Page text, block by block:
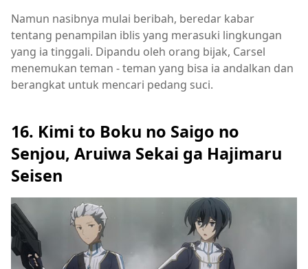
Namun nasibnya mulai beribah, beredar kabar
tentang penampilan iblis yang merasuki lingkungan
yang ia tinggali. Dipandu oleh orang bijak, Carsel
menemukan teman - teman yang bisa ia andalkan dan
berangkat untuk mencari pedang suci.
16. Kimi to Boku no Saigo no
Senjou, Aruiwa Sekai ga Hajimaru
Seisen